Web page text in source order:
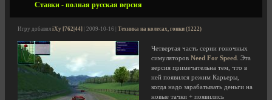
Ставки - полная русская версия
Игру добавил iXy [762|44] | 2009-10-16 | Техника на колесах, гонки (1222)
Четвертая часть серии гоночных
симуляторов Need For Speed
. Эта
версия примечательна тем, что в
ней появился режим Карьеры,
когда надо зарабатывать деньги на
новые тачки + появились